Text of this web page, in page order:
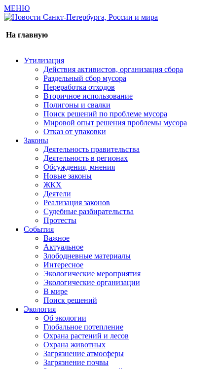
МЕНЮ
На главную
Утилизация
Действия активистов, организация сбора
Раздельный сбор мусора
Переработка отходов
Вторичное использование
Полигоны и свалки
Поиск решений по проблеме мусора
Мировой опыт решения проблемы мусора
Отказ от упаковки
Законы
Деятельность правительства
Деятельность в регионах
Обсуждения, мнения
Новые законы
ЖКХ
Деятели
Реализация законов
Судебные разбирательства
Протесты
События
Важное
Актуальное
Злободневные материалы
Интересное
Экологические мероприятия
Экологические организации
В мире
Поиск решений
Экология
Об экологии
Глобальное потепление
Охрана растений и лесов
Охрана животных
Загрязнение атмосферы
Загрязнение почвы